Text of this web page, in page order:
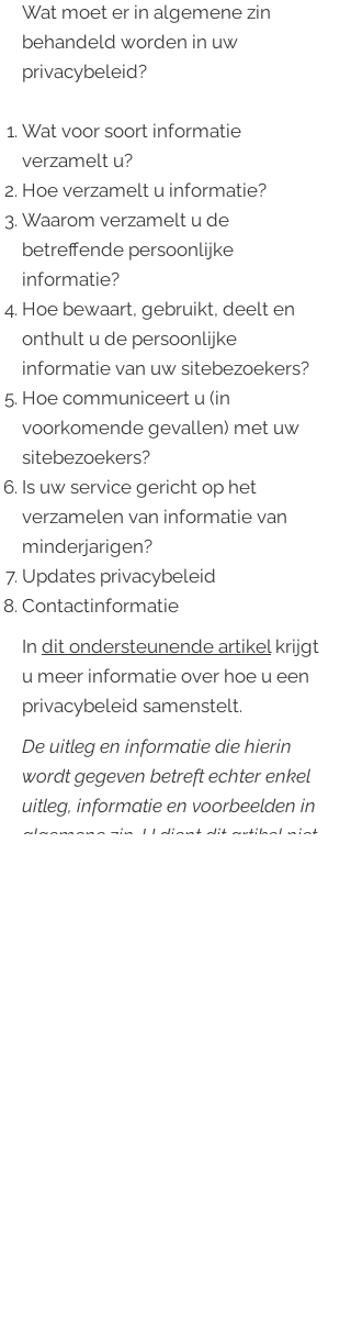
Wat moet er in algemene zin
behandeld worden in uw
privacybeleid?
Wat voor soort informatie
verzamelt u?
Hoe verzamelt u informatie?
Waarom verzamelt u de
betreffende persoonlijke
informatie?
Hoe bewaart, gebruikt, deelt en
onthult u de persoonlijke
informatie van uw sitebezoekers?
Hoe communiceert u (in
voorkomende gevallen) met uw
sitebezoekers?
Is uw service gericht op het
verzamelen van informatie van
minderjarigen?
Updates privacybeleid
Contactinformatie
In dit ondersteunende artikelkrijgt
u meer informatie over hoe u een
privacybeleid samenstelt.
De uitleg en informatie die hierin
wordt gegeven betreft echter enkel
uitleg, informatie en voorbeelden in
algemene zin. U dient dit artikel niet